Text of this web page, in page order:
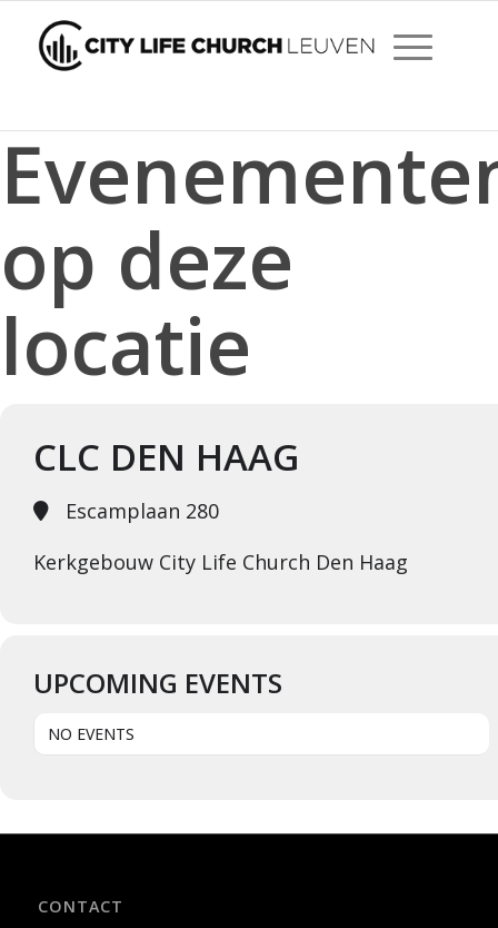
op deze
locatie
CLC DEN HAAG
Escamplaan 280
Kerkgebouw City Life Church Den Haag
UPCOMING EVENTS
NO EVENTS
CONTACT